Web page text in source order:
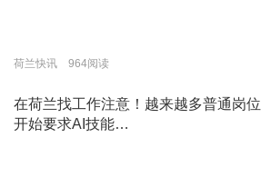
荷兰快讯 964阅读
在荷兰找工作注意！越来越多普通岗位
开始要求AI技能…